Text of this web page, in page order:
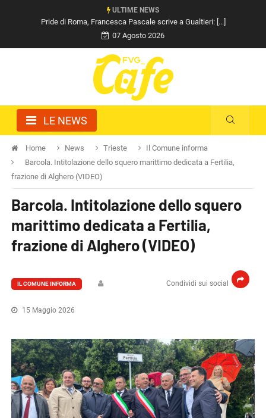
ULTIME NEWS
Pride di Roma, Francesca Pascale scrive a Gualtieri: [...]
07 Agosto 2026
LE NEWS
Home News Trieste
Il Comune informa
Barcola. Intitolazione dello squero marittimo dedicata a Fertilia,
frazione di Alghero (VIDEO)
Barcola. Intitolazione dello squero
marittimo dedicata a Fertilia,
frazione di Alghero (VIDEO)
Condividi sui social
IL COMUNE INFORMA
15 Maggio 2026